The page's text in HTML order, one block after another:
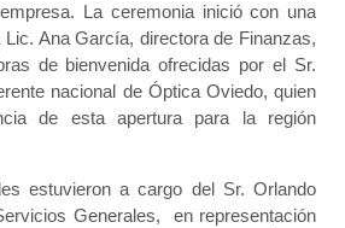
La ceremonia inició con una
Ana García, directora de Finanzas,
de bienvenida ofrecidas por el Sr.
nacional de Óptica Oviedo, quien
de esta apertura para la región
estuvieron a cargo del Sr. Orlando
Generales, en representación